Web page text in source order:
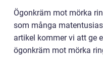
Ögonkräm mot mörka
som många
artikel kommer vi att ge
ögonkräm mot mörka